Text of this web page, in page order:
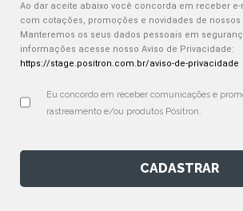
Ao dar aceite abaixo você concorda em receber
com cotações, promoções e novidades de nossos
Manteremos os seus dados pessoais em
informações acesse nosso Aviso de Privacidade:
https://stage.positron.com.br/aviso-de-privacidade
Eu concordo em receber comunicações e
rastreamento e/ou produtos Pósitron.
CADASTRAR